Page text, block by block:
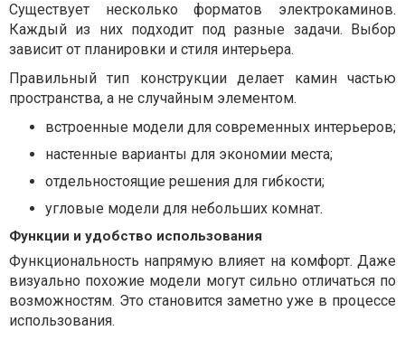
Существует несколько форматов электрокаминов.
Каждый из них подходит под разные задачи. Выбор
зависит от планировки и стиля интерьера.
Правильный тип конструкции делает камин частью
пространства, а не случайным элементом.
встроенные модели для современных интерьеров;
настенные варианты для экономии места;
отдельностоящие решения для гибкости;
угловые модели для небольших комнат.
Функции и удобство использования
Функциональность напрямую влияет на комфорт. Даже
визуально похожие модели могут сильно отличаться по
возможностям. Это становится заметно уже в процессе
использования.